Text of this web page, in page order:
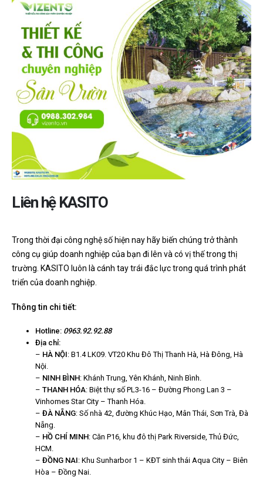
Liên hệ KASITO
Trong thời đại công nghệ số hiện nay hãy biến chúng trở thành
công cụ giúp doanh nghiệp của bạn đi lên và có vị thế trong thị
trường. KASITO luôn là cánh tay trái đắc lực trong quá trình phát
triển của doanh nghiệp.
Thông tin chi tiết:
Hotline: 0963.92.92.88
Địa chỉ:
– HÀ NỘI: B1.4 LK09. VT20 Khu Đô Thị Thanh Hà, Hà Đông, Hà
Nội.
– NINH BÌNH: Khánh Trung, Yên Khánh, Ninh Bình.
– THANH HÓA: Biệt thự số PL3-16 – Đường Phong Lan 3 –
Vinhomes Star City – Thanh Hóa.
– ĐÀ NẴNG: Số nhà 42, đường Khúc Hạo, Mân Thái, Sơn Trà, Đà
Nẵng.
– HỒ CHÍ MINH: Căn P16, khu đô thị Park Riverside, Thủ Đức,
HCM.
– ĐỒNG NAI: Khu Sunharbor 1 – KĐT sinh thái Aqua City – Biên
Hòa – Đồng Nai.